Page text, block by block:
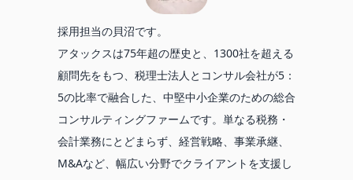
採用担当の貝沼です。
アタックスは75年超の歴史と、1300社を超える
顧問先をもつ、税理士法人とコンサル会社が5：
5の比率で融合した、中堅中小企業のための総合
コンサルティングファームです。単なる税務・
会計業務にとどまらず、経営戦略、事業承継、
M&Aなど、幅広い分野でクライアントを支援し